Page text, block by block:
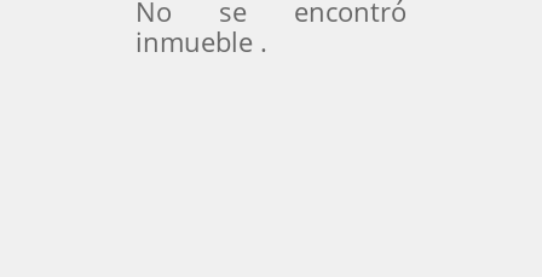
No se encontró
inmueble .